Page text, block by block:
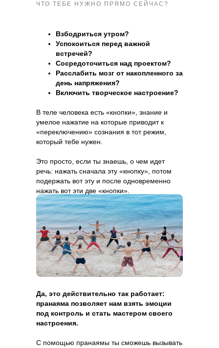
Взбодриться утром?
Успокоиться перед важной
встречей?
Сосредоточиться над проектом?
Расслабить мозг от накопленного за
день напряжения?
Включить творческое настроение?
В теле человека есть «кнопки», знание и
умелое нажатие на которые приводит к
«переключению» сознания в тот режим,
который тебе нужен.
Это просто, если ты знаешь, о чем идет
речь: нажать сначала эту «кнопку», потом
подержать вот эту и после одновременно
нажать вот эти две «кнопки».
ЧТО ТЕБЕ НУЖНО ПРЯМО СЕЙЧАС?
Да, это действительно так работает:
пранаяма позволяет нам взять эмоции
под контроль и стать мастером своего
настроения.
С помощью пранаямы ты сможешь вызывать